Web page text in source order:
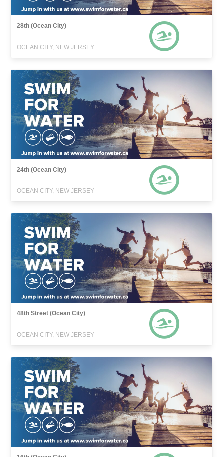
28th (Ocean City)
OCEAN CITY, NEW JERSEY
24th (Ocean City)
OCEAN CITY, NEW JERSEY
48th Street (Ocean City)
OCEAN CITY, NEW JERSEY